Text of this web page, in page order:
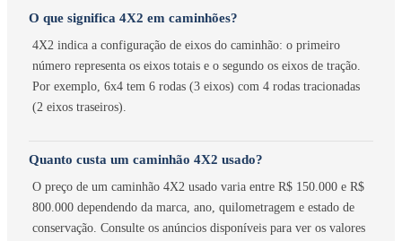
O que significa 4X2 em caminhões?
4X2 indica a configuração de eixos do caminhão: o primeiro
número representa os eixos totais e o segundo os eixos de tração.
Por exemplo, 6x4 tem 6 rodas (3 eixos) com 4 rodas tracionadas
(2 eixos traseiros).
Quanto custa um caminhão 4X2 usado?
O preço de um caminhão 4X2 usado varia entre R$ 150.000 e R$
800.000 dependendo da marca, ano, quilometragem e estado de
conservação. Consulte os anúncios disponíveis para ver os valores